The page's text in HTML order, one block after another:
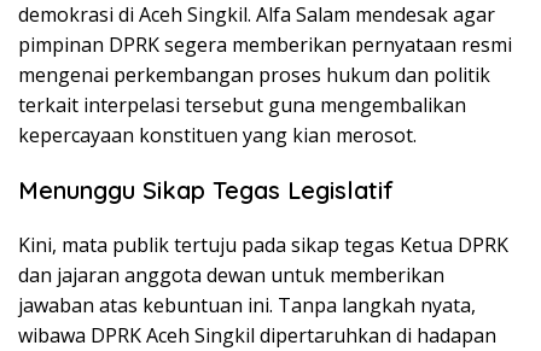
demokrasi di Aceh Singkil. Alfa Salam mendesak agar
pimpinan DPRK segera memberikan pernyataan resmi
mengenai perkembangan proses hukum dan politik
terkait interpelasi tersebut guna mengembalikan
kepercayaan konstituen yang kian merosot.
Menunggu Sikap Tegas Legislatif
Kini, mata publik tertuju pada sikap tegas Ketua DPRK
dan jajaran anggota dewan untuk memberikan
jawaban atas kebuntuan ini. Tanpa langkah nyata,
wibawa DPRK Aceh Singkil dipertaruhkan di hadapan